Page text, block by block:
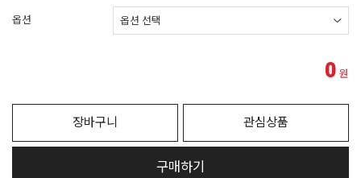
옵션
0 원
장바구니 관심상품
구매하기